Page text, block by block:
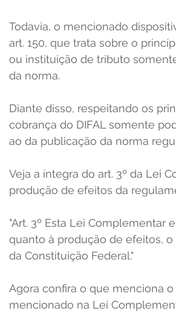
Todavia, o mencionado
art. 150, que trata sobre o
ou instituição de tributo
da norma.
Diante disso, respeitando os
cobrança do DIFAL somente
ao da publicação da norma
Veja a íntegra do art. 3º da Lei
produção de efeitos da
"Art. 3º Esta Lei Complementar
quanto à produção de efeitos, o
da Constituição Federal."
Agora confira o que menciona o
mencionado na Lei